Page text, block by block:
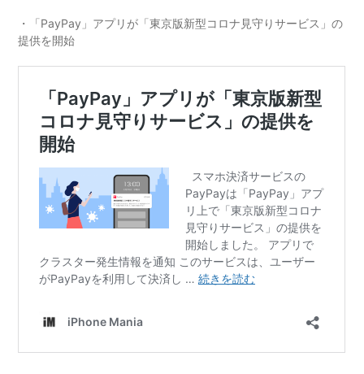
・「PayPay」アプリが「東京版新型コロナ見守りサービス」の
提供を開始